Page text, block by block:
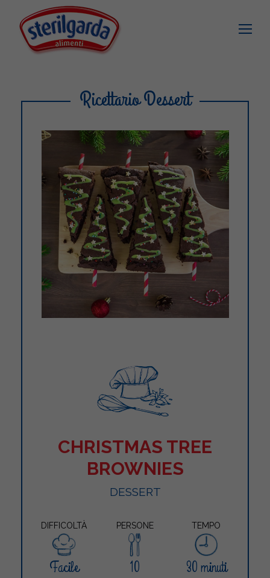
Ricettario Dessert
CHRISTMAS TREE
BROWNIES
DESSERT
DIFFICOLTÀ PERSONE TEMPO
Facile 10 30 minuti